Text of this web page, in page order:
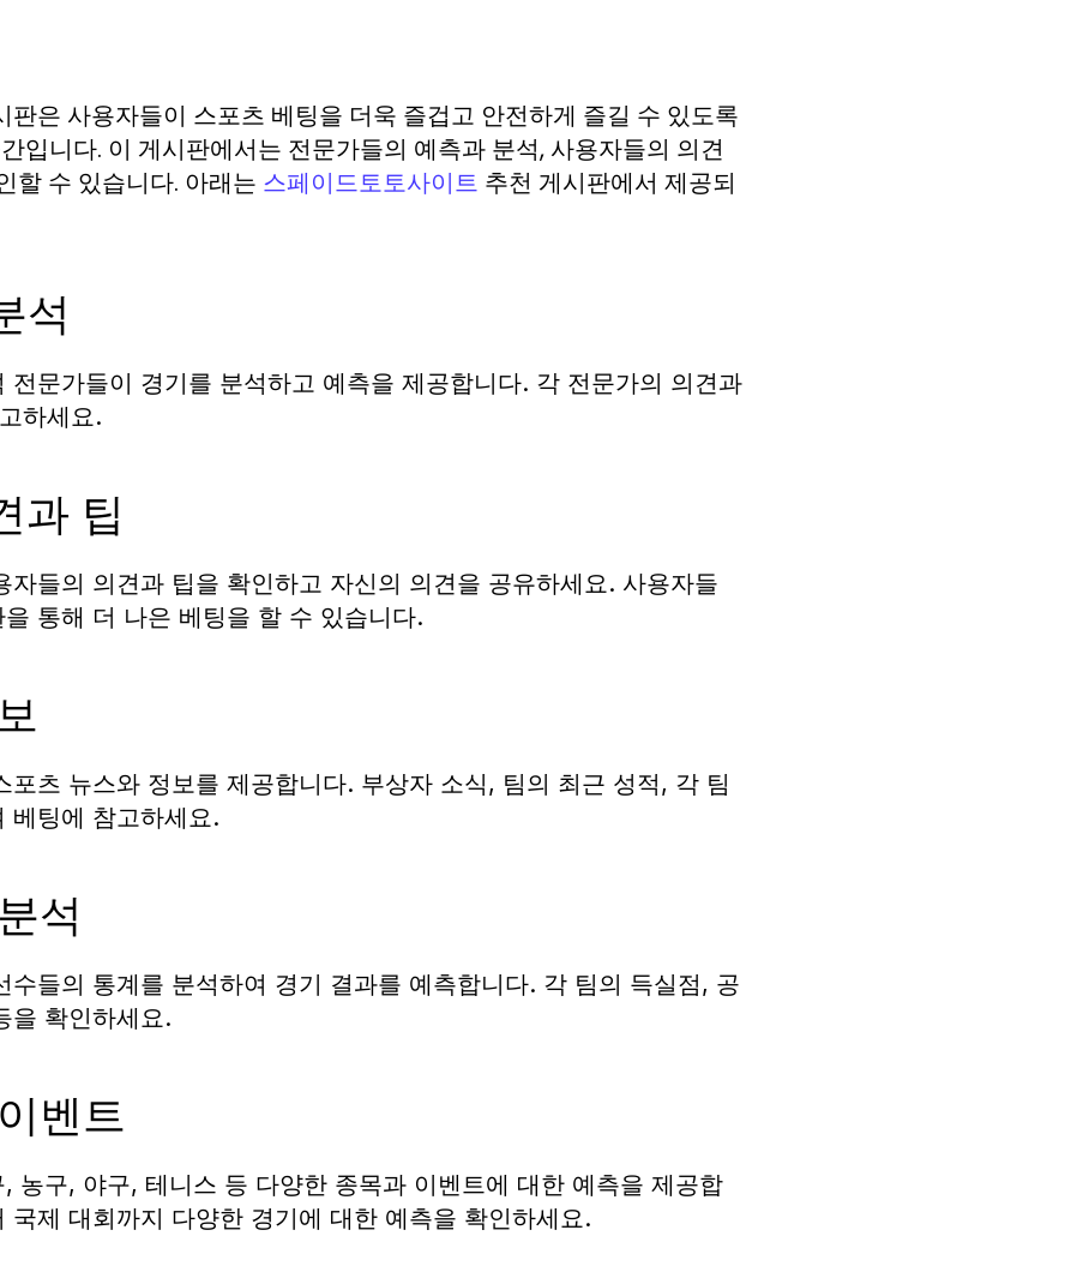
은 사용자들이 스포츠 베팅을 더욱 즐겁고 안전하게 즐길 수 있도록
입니다. 이 게시판에서는 전문가들의 예측과 분석, 사용자들의 의견
할 수 있습니다. 아래는 스페이드토토사이트 추천 게시판에서 제공되
석
전문가들이 경기를 분석하고 예측을 제공합니다. 각 전문가의 의견과
하세요.
과 팁
자들의 의견과 팁을 확인하고 자신의 의견을 공유하세요. 사용자들
통해 더 나은 베팅을 할 수 있습니다.
포츠 뉴스와 정보를 제공합니다. 부상자 소식, 팀의 최근 성적, 각 팀
베팅에 참고하세요.
석
수들의 통계를 분석하여 경기 결과를 예측합니다. 각 팀의 득실점, 공
을 확인하세요.
벤트
, 농구, 야구, 테니스 등 다양한 종목과 이벤트에 대한 예측을 제공합
국제 대회까지 다양한 경기에 대한 예측을 확인하세요.